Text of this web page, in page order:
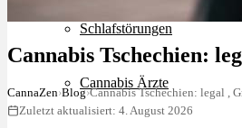
Schlafstörungen
Cannabis Ärzte
Cannabis Tschechien:
CannaZen›Blog›Cannabis Tschechien: legal ,
Zuletzt aktualisiert: 4. August 2026